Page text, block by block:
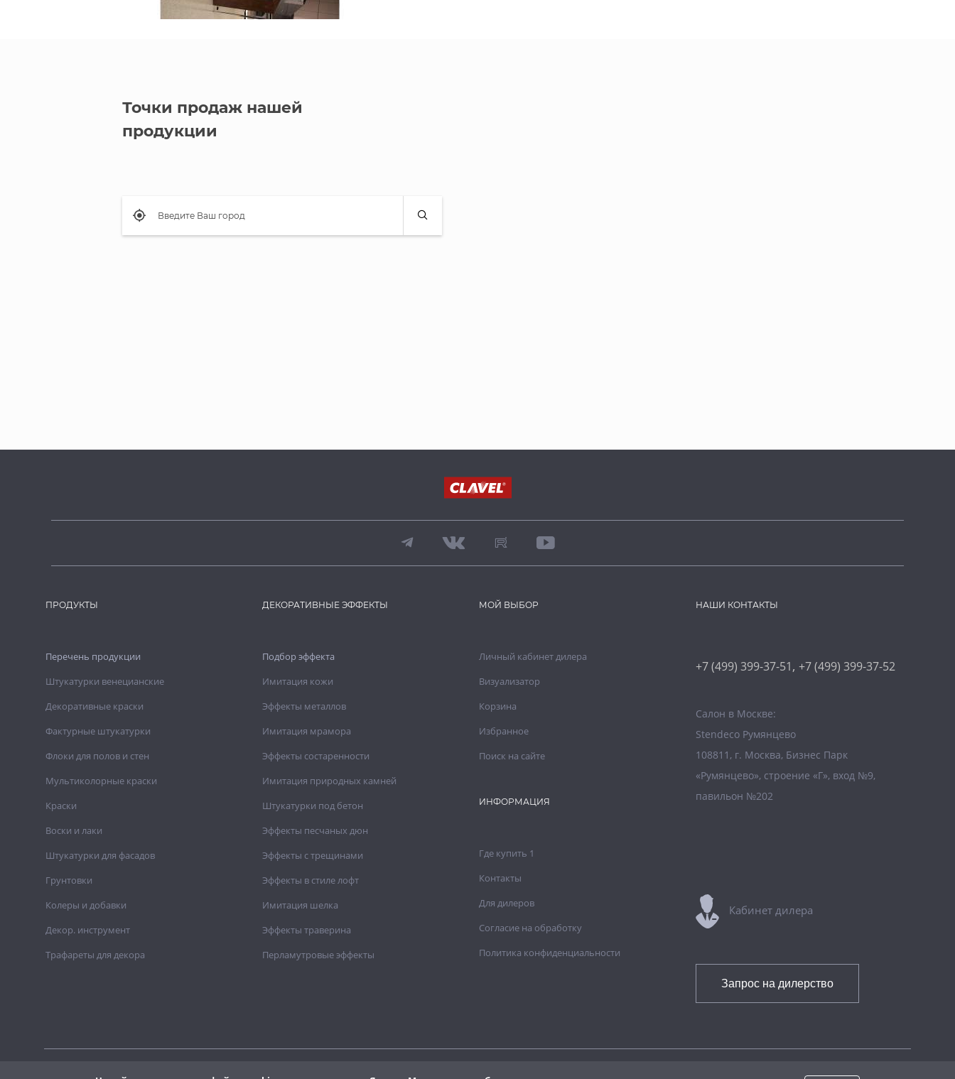
Точки продаж нашей
продукции
ПРОДУКТЫ
Перечень продукции
Штукатурки венецианские
Декоративные краски
Фактурные штукатурки
Флоки для полов и стен
Мультиколорные краски
Краски
Воски и лаки
Штукатурки для фасадов
Грунтовки
Колеры и добавки
Декор. инструмент
Трафареты для декора
ДЕКОРАТИВНЫЕ ЭФФЕКТЫ
Подбор эффекта
Имитация кожи
Эффекты металлов
Имитация мрамора
Эффекты состаренности
Имитация природных камней
Штукатурки под бетон
Эффекты песчаных дюн
Эффекты с трещинами
Эффекты в стиле лофт
Имитация шелка
Эффекты траверина
Перламутровые эффекты
МОЙ ВЫБОР
Личный кабинет дилера
Визуализатор
Корзина
Избранное
Поиск на сайте
ИНФОРМАЦИЯ
Где купить 1
Контакты
Для дилеров
Согласие на обработку
Политика конфиденциальности
НАШИ КОНТАКТЫ
+7 (499) 399-37-51, +7 (499) 399-37-52
Салон в Москве:
Stendeco Румянцево
108811, г. Москва, Бизнес Парк
«Румянцево», строение «Г», вход №9,
павильон №202
Кабинет дилера
Запрос на дилерство